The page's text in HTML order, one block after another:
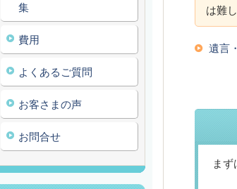
は難
遺言
ま
集
費用
よくあるご質問
お客さまの声
お問合せ